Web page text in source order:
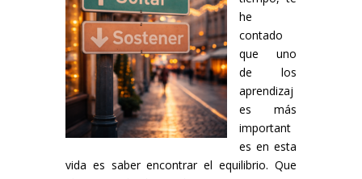
he
contado
que uno
de los
aprendizaj
es más
important
es en esta
vida es saber encontrar el equilibrio. Que